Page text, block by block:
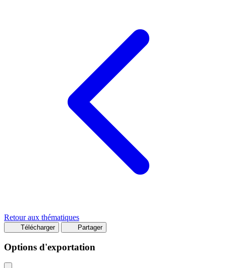
Retour aux thématiques
Télécharger Partager
Options d'exportation